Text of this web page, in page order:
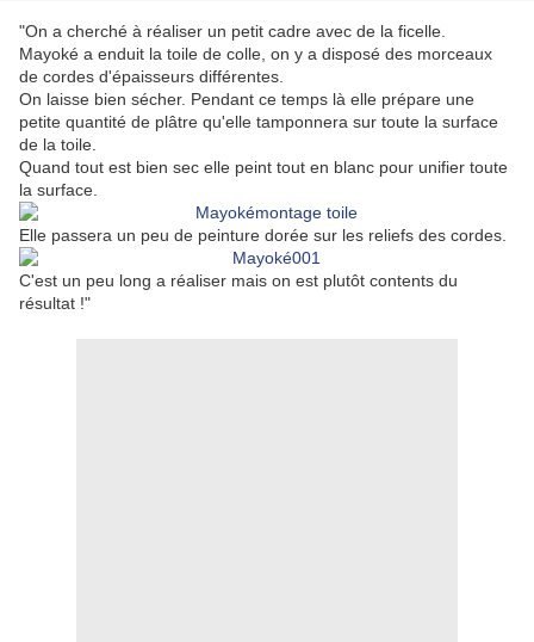
"On a cherché à réaliser un petit cadre avec de la ficelle.
Mayoké a enduit la toile de colle, on y a disposé des morceaux
de cordes d'épaisseurs différentes.
On laisse bien sécher. Pendant ce temps là elle prépare une
petite quantité de plâtre qu'elle tamponnera sur toute la surface
de la toile.
Quand tout est bien sec elle peint tout en blanc pour unifier toute
la surface.
Elle passera un peu de peinture dorée sur les reliefs des cordes.
C'est un peu long a réaliser mais on est plutôt contents du
résultat !"